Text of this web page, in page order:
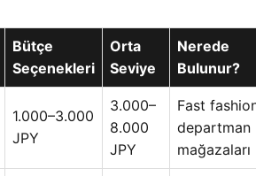
Bütçe
Seçenekleri
Orta
Seviye
Nerede
Bulunur?
1.000–3.000
JPY
3.000–
8.000
JPY
Fast
departman
mağazaları